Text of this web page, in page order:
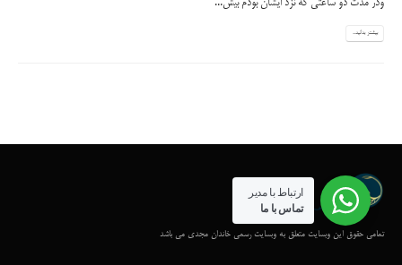
ودر مدت دو ساعتی که نزد ایشان بودم بیش...
بیشتر بدانید...
تمامی حقوق این وبسایت متعلق به وبسایت رسمی خاندان مجدی می باشد
ارتباط با مدیر
تماس با ما